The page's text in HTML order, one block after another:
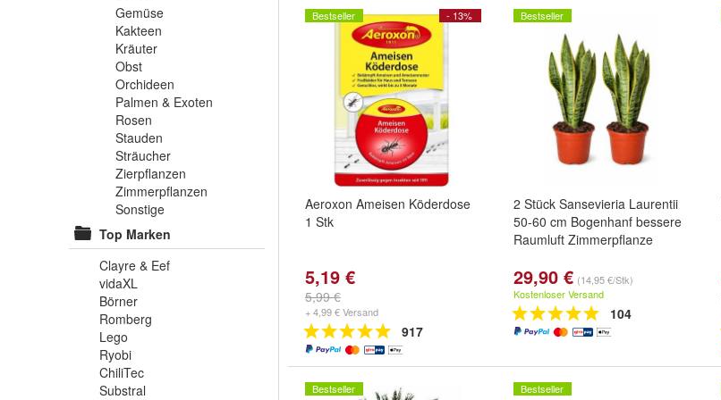
Gemüse
Kakteen
Kräuter
Obst
Orchideen
Palmen & Exoten
Rosen
Stauden
Sträucher
Zierpflanzen
Zimmerpflanzen
Sonstige
Top Marken
Clayre & Eef
vidaXL
Börner
Romberg
Lego
Ryobi
ChiliTec
Substral
- 13%
Bestseller
Aeroxon Ameisen Köderdose
1 Stk
5,19 €
5,99 €
+ 4,99 € Versand
917
Bestseller
2 Stück Sansevieria Laurentii
50-60 cm Bogenhanf bessere
Raumluft Zimmerpflanze
29,90 € (14,95 €/Stk)
Kostenloser Versand
104
Bestseller Bestseller